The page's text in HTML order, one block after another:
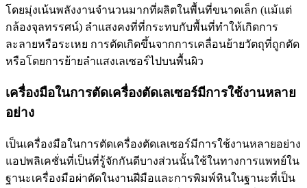
โดยมุ่งเน้นพลังงานจำนวนมากที่ผลิตในพื้นที่ขนาดเล็ก (แม้แต่
กล้องจุลทรรศน์) ลำแสงคงที่ที่กระทบกับพื้นที่ทำให้เกิดการ
ละลายหรือระเหย การตัดเกิดขึ้นจากการเคลื่อนย้ายวัตถุที่ถูกตัด
หรือโดยการย้ายลำแสงเลเซอร์ไปบนพื้นผิว
เครื่องมือในการตัดเครื่องตัดเลเซอร์มีการใช้งานหลาย
อย่าง
เป็นเครื่องมือในการตัดเครื่องตัดเลเซอร์มีการใช้งานหลายอย่าง
แอปพลิเคชั่นที่เป็นที่รู้จักกันดีบางส่วนนั้นใช้ในทางการแพทย์ใน
ฐานะเครื่องมือผ่าตัดในงานฝีมือและการพิมพ์หินในฐานะที่เป็น